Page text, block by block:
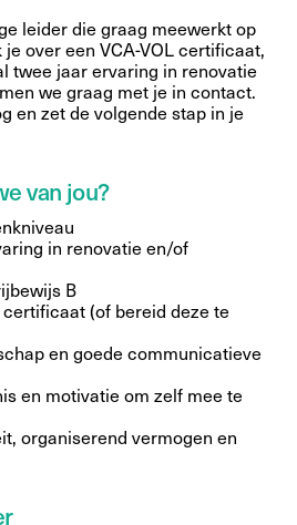
leider die graag meewerkt op
over een VCA-VOL certificaat,
twee jaar ervaring in renovatie
we graag met je in contact.
en zet de volgende stap in je
van jou?
in renovatie en/of
B
certificaat (of bereid deze te
en goede communicatieve
en motivatie om zelf mee te
organiserend vermogen en